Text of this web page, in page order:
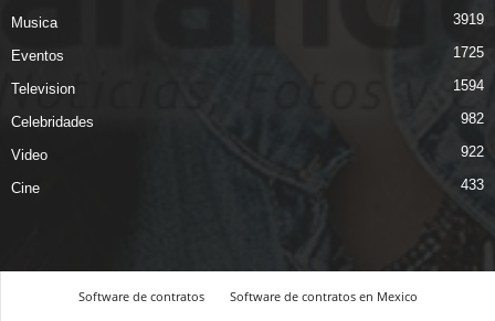
Musica 3919
Eventos 1725
Television 1594
Celebridades 982
Video 922
Cine 433
Software de contratos Software de contratos en Mexico